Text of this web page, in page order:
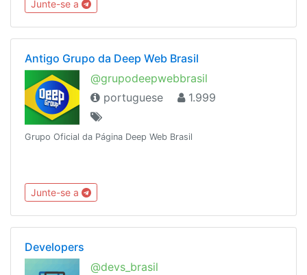
autopromoção
Junte-se a
Antigo Grupo da Deep Web Brasil
@grupodeepwebbrasil
portuguese
1.999
Grupo Oficial da Página Deep Web Brasil
Junte-se a
Developers
@devs_brasil